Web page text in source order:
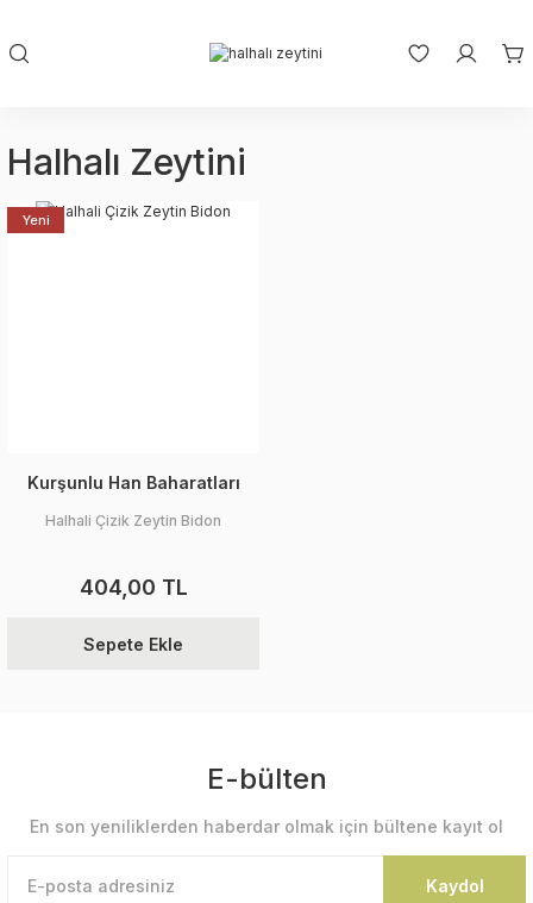
Halhalı Zeytini
Yeni
Kurşunlu Han Baharatları
Halhali Çizik Zeytin Bidon
404,00 TL
Sepete Ekle
E-bülten
En son yeniliklerden haberdar olmak için bültene kayıt ol
Kaydol